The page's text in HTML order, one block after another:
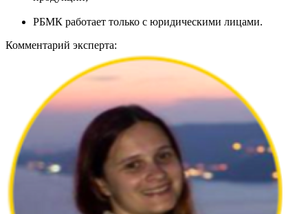
РБМК работает только с юридическими лицами.
Комментарий эксперта: